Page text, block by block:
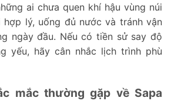
ai chưa quen khí hậu vùng núi
hợp lý, uống đủ nước và tránh vận
ngày đầu. Nếu có tiền sử say độ
yếu, hãy cân nhắc lịch trình phù
mắc thường gặp về Sapa